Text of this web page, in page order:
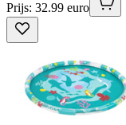
Prijs: 32.99 euro